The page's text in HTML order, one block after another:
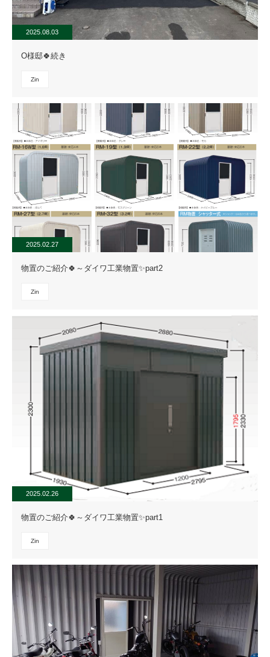
2025.08.03
O様邸🍀続き
Zin
2025.02.27
物置のご紹介🍀～ダイワ工業物置✨part2
Zin
2025.02.26
物置のご紹介🍀～ダイワ工業物置✨part1
Zin